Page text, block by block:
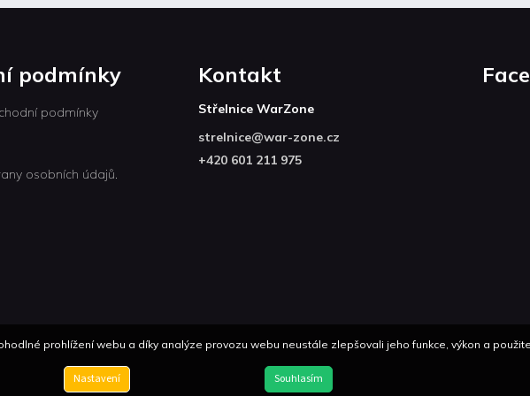
prohlížení webu a díky analýze provozu webu neustále zlepšovali jeho funkce, výkon a
Nastavení Souhlasím
podmínky
podmínky
osobních údajů.
Kontakt
Střelnice WarZone
strelnice@war-zone.cz
+420 601 211 975